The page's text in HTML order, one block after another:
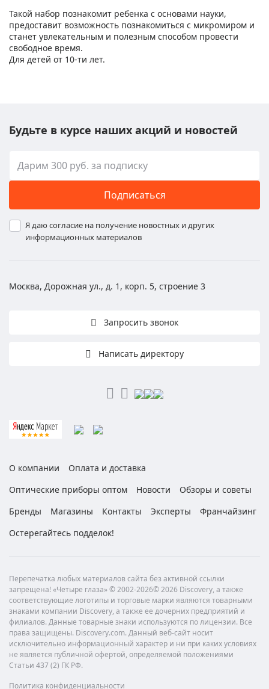
Такой набор познакомит ребенка с основами науки,
предоставит возможность познакомиться с микромиром и
станет увлекательным и полезным способом провести
свободное время.
Для детей от 10-ти лет.
Будьте в курсе наших акций и новостей
Подписаться
Я даю согласие на получение новостных и других
информационных материалов
Москва, Дорожная ул., д. 1, корп. 5, строение 3
Запросить звонок
Написать директору
О компании
Оплата и доставка
Оптические приборы оптом
Новости
Обзоры и советы
Бренды
Магазины Контакты Эксперты
Франчайзинг
Остерегайтесь подделок!
Перепечатка любых материалов сайта без активной ссылки
запрещена! «Четыре глаза» © 2002-2026© 2026 Discovery, а также
соответствующие логотипы и торговые марки являются товарными
знаками компании Discovery, а также ее дочерних предприятий и
филиалов. Данные товарные знаки используются по лицензии. Все
права защищены. Discovery.com. Данный веб-сайт носит
исключительно информационный характер и ни при каких условиях
не является публичной офертой, определяемой положениями
Статьи 437 (2) ГК РФ.
Политика конфиденциальности